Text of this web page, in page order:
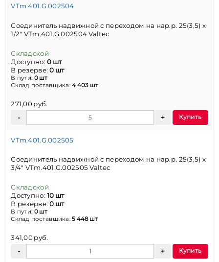
VTm.401.G.002504
Соединитель надвижной с переходом на нар.р. 25(3,5) х
1/2" VTm.401.G.002504 Valtec
Складской
Доступно:0 шт
В резерве:0 шт
В пути: 0 шт
Склад поставщика:4 403 шт
271,00 руб.
Купить
VTm.401.G.002505
Соединитель надвижной с переходом на нар.р. 25(3,5) х
3/4" VTm.401.G.002505 Valtec
Складской
Доступно:10 шт
В резерве:0 шт
В пути: 0 шт
Склад поставщика:5 448 шт
341,00 руб.
Купить